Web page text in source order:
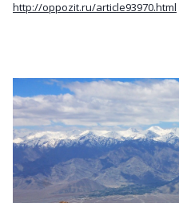
http://oppozit.ru/article93970.html